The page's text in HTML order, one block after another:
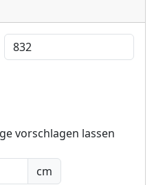
vorschlagen lassen
cm